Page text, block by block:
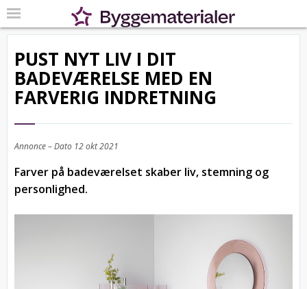
PUST NYT LIV I DIT
BADEVÆRELSE MED EN
FARVERIG INDRETNING
Annonce – Dato 12 okt 2021
Farver på badeværelset skaber liv, stemning og
personlighed.